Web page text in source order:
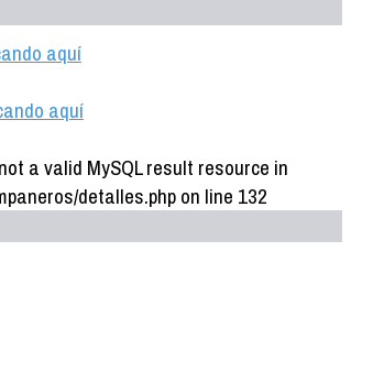
aquí
aquí
a valid MySQL result resource in
detalles.php on line 132